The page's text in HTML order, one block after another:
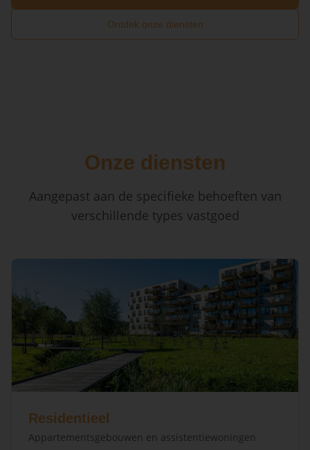
Ontdek onze diensten
Onze diensten
Aangepast aan de specifieke behoeften van
verschillende types vastgoed
Residentieel
Appartementsgebouwen en assistentiewoningen